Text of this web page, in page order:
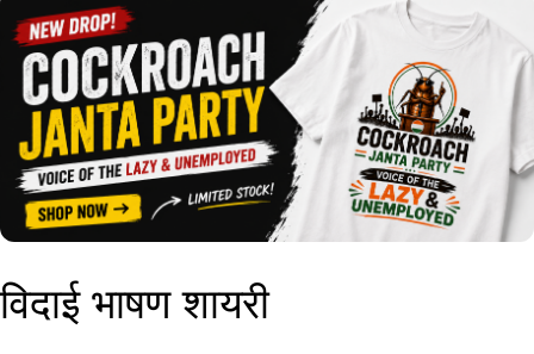
विदाई भाषण शायरी